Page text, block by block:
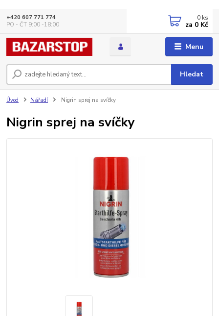
Menu
Hledat
+420 607 771 774
PO - ČT 9:00 -18:00
0 ks
za 0 Kč
Úvod Nářadí Nigrin sprej na svíčky
Nigrin sprej na svíčky